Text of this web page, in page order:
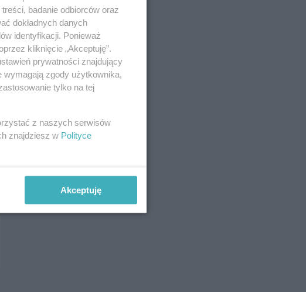
badanie odbiorców oraz
dokładnych danych
identyfikacji. Ponieważ
kliknięcie „Akceptuję”.
prywatności znajdujący
wymagają zgody użytkownika,
tylko na tej
z naszych serwisów
znajdziesz w Polityce
Akceptuję